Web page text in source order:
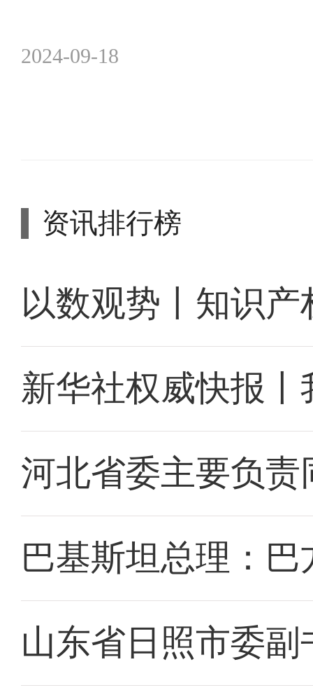
2024-09-18
资讯排行榜
以数观势丨知识
新华社权威快报
河北省委主要负
巴基斯坦总理：
山东省日照市委